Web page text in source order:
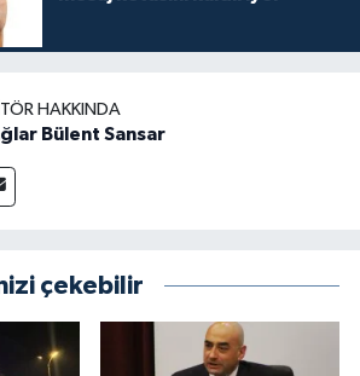
HAKKINDA
Bülent Sansar
çekebilir